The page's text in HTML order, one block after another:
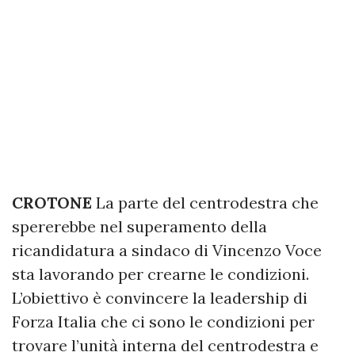
CROTONE La parte del centrodestra che
spererebbe nel superamento della
ricandidatura a sindaco di Vincenzo Voce
sta lavorando per crearne le condizioni.
L’obiettivo è convincere la leadership di
Forza Italia che ci sono le condizioni per
trovare l’unità interna del centrodestra e